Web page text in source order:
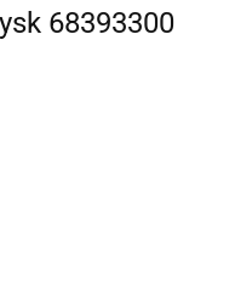
68393300